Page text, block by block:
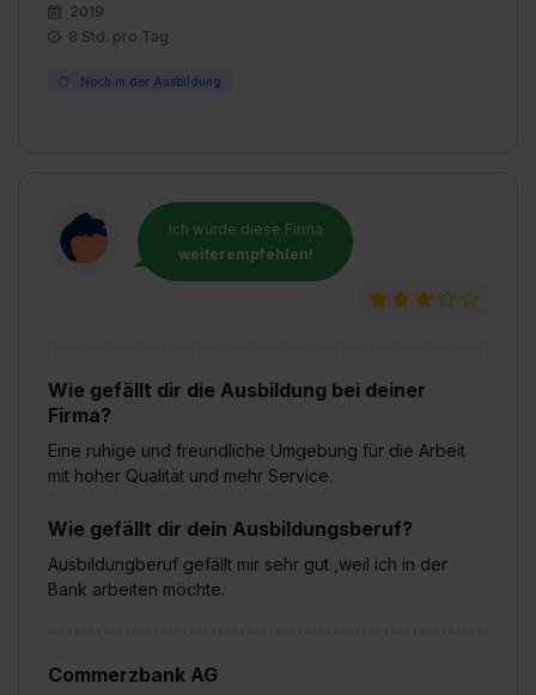
2019
8 Std. pro Tag
Noch in der Ausbildung
Ich würde diese Firma
weiterempfehlen!
Wie gefällt dir die Ausbildung bei deiner
Firma?
Eine ruhige und freundliche Umgebung für die Arbeit
mit hoher Qualität und mehr Service.
Wie gefällt dir dein Ausbildungsberuf?
Ausbildungberuf gefällt mir sehr gut ,weil ich in der
Bank arbeiten möchte.
Commerzbank AG